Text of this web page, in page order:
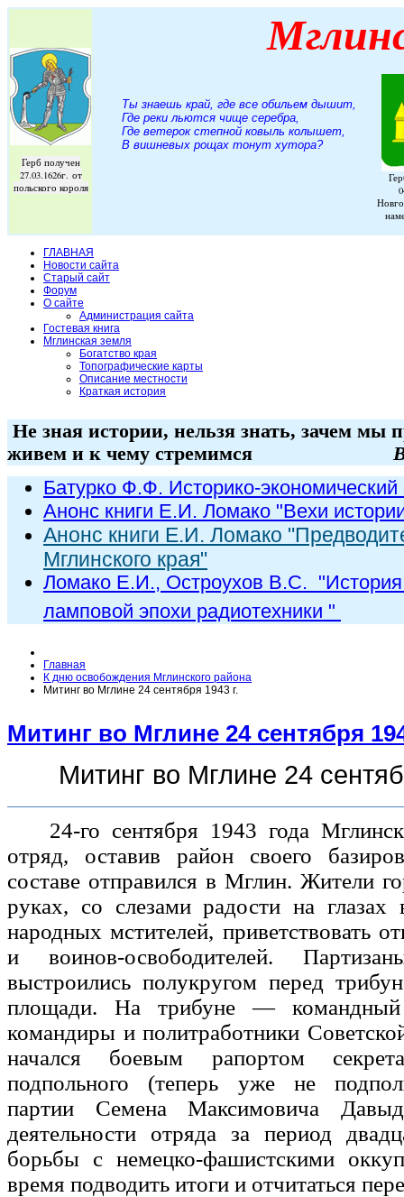
Герб получен
27.03.1626г. от
польского короля
Ты знаешь край, где все обильем дышит,
Где реки льются чище серебра,
Где ветерок степной ковыль колышет,
В вишневых рощах тонут хутора?
ГЛАВНАЯ
Новости сайта
Старый сайт
Форум
О сайте
Администрация сайта
Гостевая книга
Мглинская земля
Богатство края
Топографические карты
Описание местности
Краткая история
Не зная истории, нельзя знать, зачем мы
живем и к чему стремимся
Батурко Ф.Ф. Историко-экономический
Анонс книги Е.И. Ломако "Вехи
Анонс книги Е.И. Ломако
Мглинского края"
Ломако Е.И., Остроухов В.С. "
ламповой эпохи радиотехники "
Главная
К дню освобождения Мглинского района
Митинг во Мглине 24 сентября 1943 г.
Митинг во Мглине 24 сентября
Митинг во Мглине 24
24-го сентября 1943 года
отряд, оставив район своего
составе отправился в Мглин. Жители
руках, со слезами радости на глазах
народных мстителей, приветствовать
и воинов-освободителей.
выстроились полукругом перед
площади. На трибуне — командный
командиры и политработники
начался боевым рапортом
подпольного (теперь уже не
партии Семена Максимовича
деятельности отряда за период
борьбы с немецко-фашистскими
время подводить итоги и отчитаться